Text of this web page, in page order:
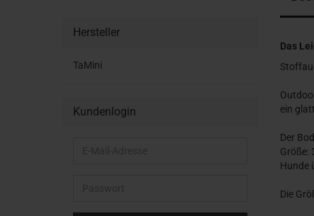
Das
ein
Der
Größe:
Hunde
Die
Hersteller
TaMini
Kundenlogin